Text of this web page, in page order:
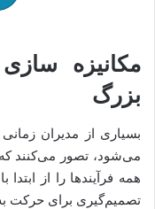
مکانیزه
بزرگ
بسیاری از مدیران
می‌شود، تصور می‌کنند که
همه فرآیندها را از
تصمیم‌گیری برای حرکت